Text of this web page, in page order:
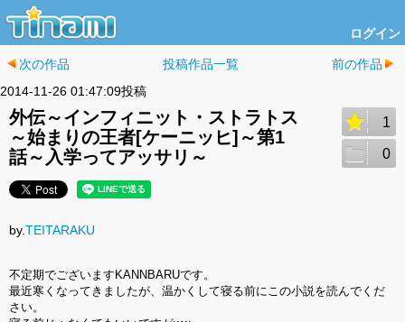
ログイン
次の作品 投稿作品一覧
前の作品
2014-11-26 01:47:09投稿
外伝～インフィニット・ストラトス
～始まりの王者[ケーニッヒ]～第1
話～入学ってアッサリ～
1
0
by.TEITARAKU
不定期でございますKANNBARUです。
最近寒くなってきましたが、温かくして寝る前にこの小説を読んでくだ
さい。